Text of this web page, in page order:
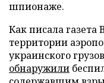
шпионаже.
Как писала газета
территории
украинского
обнаружили